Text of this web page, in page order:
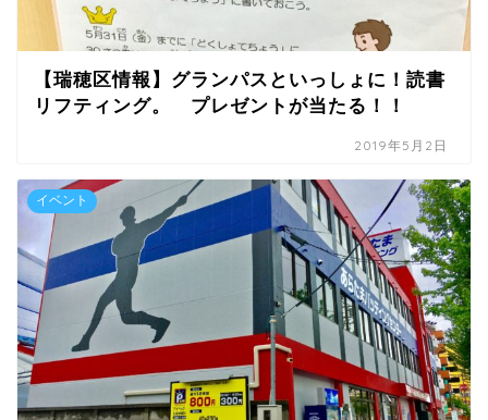
【瑞穂区情報】グランパスといっしょに！読書
リフティング。 プレゼントが当たる！！
2019年5月2日
イベント